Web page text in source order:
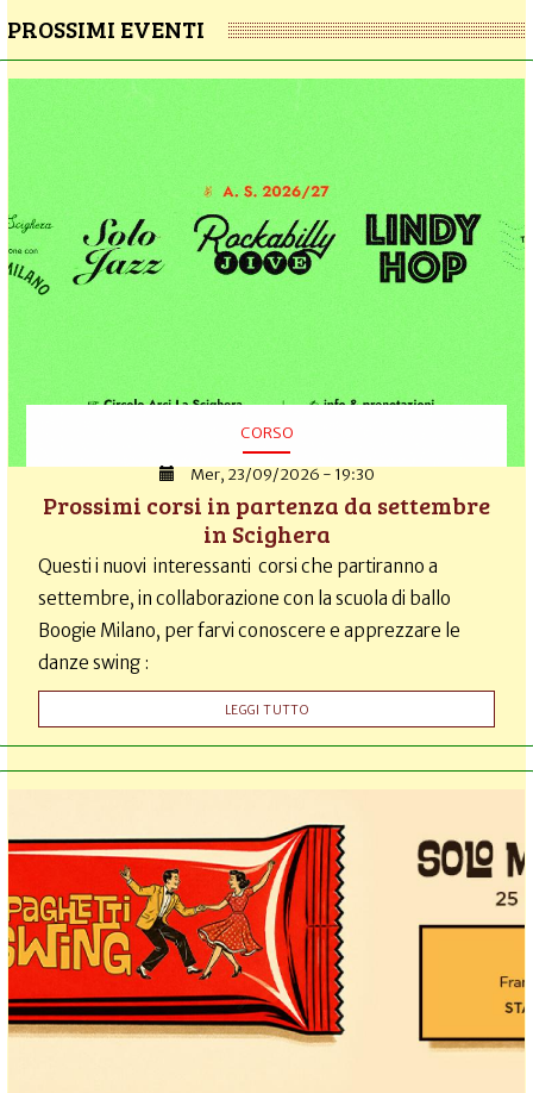
PROSSIMI EVENTI
CORSO
Mer, 23/09/2026 - 19:30
Prossimi corsi in partenza da settembre
in Scighera
Questi i nuovi interessanti corsi che partiranno a
settembre, in collaborazione con la scuola di ballo
Boogie Milano, per farvi conoscere e apprezzare le
danze swing :
LEGGI TUTTO